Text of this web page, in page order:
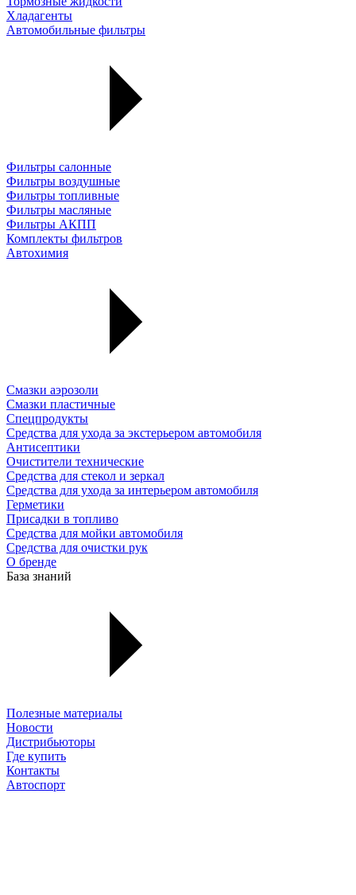
Хладагенты
Автомобильные фильтры
Фильтры салонные
Фильтры воздушные
Фильтры топливные
Фильтры масляные
Фильтры АКПП
Комплекты фильтров
Автохимия
Смазки аэрозоли
Смазки пластичные
Спецпродукты
Средства для ухода за экстерьером автомобиля
Антисептики
Очистители технические
Средства для стекол и зеркал
Средства для ухода за интерьером автомобиля
Герметики
Присадки в топливо
Средства для мойки автомобиля
Средства для очистки рук
О бренде
База знаний
Полезные материалы
Новости
Дистрибьюторы
Где купить
Контакты
Автоспорт